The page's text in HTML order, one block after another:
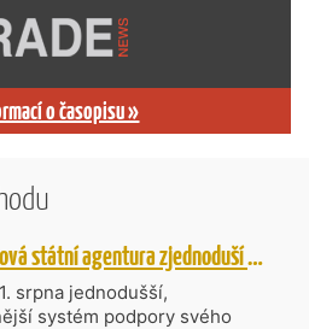
o časopisu »
Vzniká CzechBusiness. Nová státní agentura zjednoduší podporu českých firem
srpna jednodušší,
systém podpory svého